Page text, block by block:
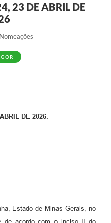
23 DE ABRIL DE
Nomeações
DE 2026.
Estado de Minas Gerais, no